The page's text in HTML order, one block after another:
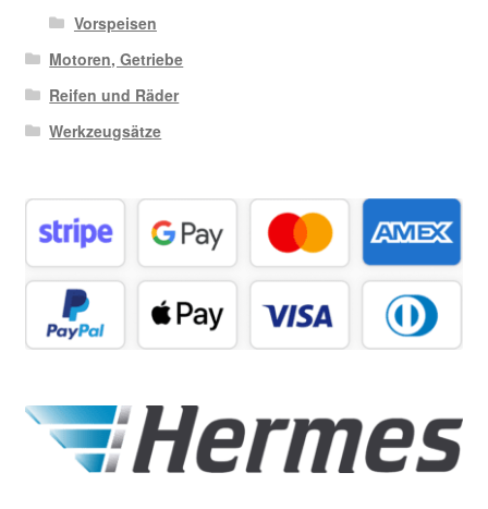
Vorspeisen
Motoren, Getriebe
Reifen und Räder
Werkzeugsätze